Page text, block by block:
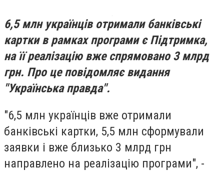
6,5 млн українців отримали банківські
картки в рамках програми є Підтримка,
на її реалізацію вже спрямовано 3 млрд
грн. Про це повідомляє видання
"Українська правда".
"6,5 млн українців вже отримали
банківські картки, 5,5 млн сформували
заявки і вже близько 3 млрд грн
направлено на реалізацію програми", -